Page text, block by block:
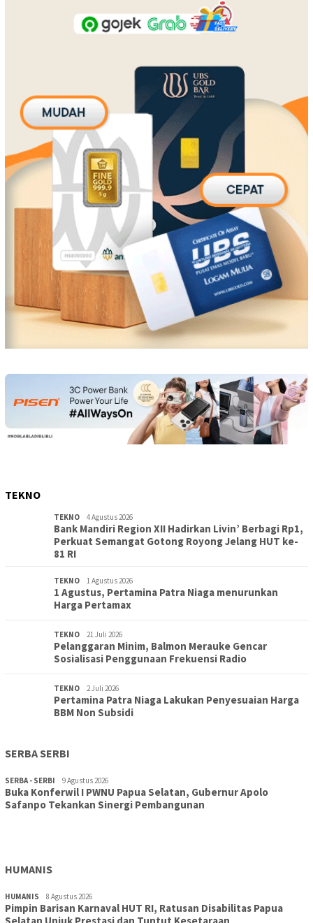
TEKNO
TEKNO 4 Agustus 2026
Bank Mandiri Region XII Hadirkan Livin’ Berbagi Rp1,
Perkuat Semangat Gotong Royong Jelang HUT ke-
81 RI
TEKNO 1 Agustus 2026
1 Agustus, Pertamina Patra Niaga menurunkan
Harga Pertamax
TEKNO 21 Juli 2026
Pelanggaran Minim, Balmon Merauke Gencar
Sosialisasi Penggunaan Frekuensi Radio
TEKNO 2 Juli 2026
Pertamina Patra Niaga Lakukan Penyesuaian Harga
BBM Non Subsidi
SERBA SERBI
SERBA - SERBI 9 Agustus 2026
Buka Konferwil I PWNU Papua Selatan, Gubernur Apolo
Safanpo Tekankan Sinergi Pembangunan
TOPIK 9 Agustus 2026
Konferwil I PWNU Papua Selatan Resmi Digelar, Siapkan
HUMANIS
HUMANIS 8 Agustus 2026
Pimpin Barisan Karnaval HUT RI, Ratusan Disabilitas Papua
Selatan Unjuk Prestasi dan Tuntut Kesetaraan